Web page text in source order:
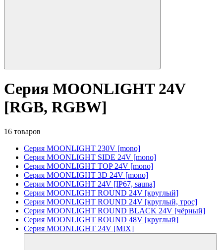
Серия MOONLIGHT 24V
[RGB, RGBW]
16 товаров
Серия MOONLIGHT 230V [mono]
Серия MOONLIGHT SIDE 24V [mono]
Серия MOONLIGHT TOP 24V [mono]
Серия MOONLIGHT 3D 24V [mono]
Серия MOONLIGHT 24V [IP67, sauna]
Серия MOONLIGHT ROUND 24V [круглый]
Серия MOONLIGHT ROUND 24V [круглый, трос]
Серия MOONLIGHT ROUND BLACK 24V [чёрный]
Серия MOONLIGHT ROUND 48V [круглый]
Серия MOONLIGHT 24V [MIX]